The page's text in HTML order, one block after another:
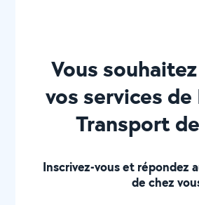
Vous
vos services
Transport
Inscrivez-vous et répondez
de chez